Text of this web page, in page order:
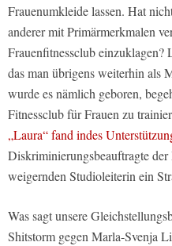
Frauenumkleide lassen. Hat
anderer mit Primärmerkmalen
Frauenfitnessclub einzuklagen?
das man übrigens weiterhin als
wurde es nämlich geboren,
Fitnessclub für Frauen zu
„Laura“ fand indes
Diskriminierungsbeauftragte
weigernden Studioleiterin ein
Was sagt unsere
Shitstorm gegen Marla-Svenja